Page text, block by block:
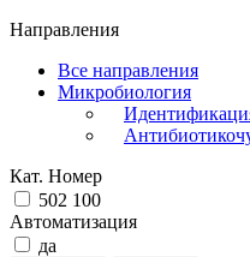
Направления
Все направления
Микробиология
Кат. Номер
502 100
Автоматизация
да